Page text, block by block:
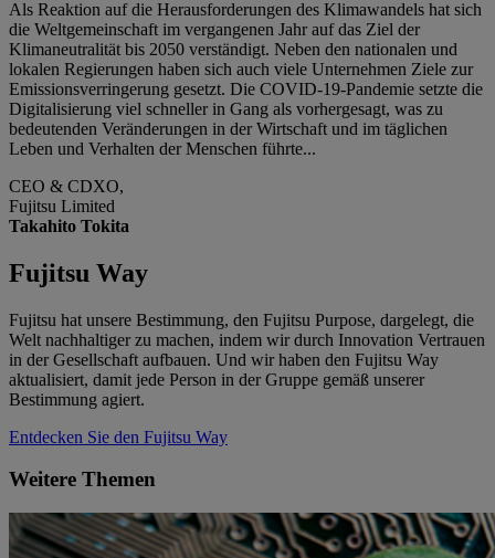
Als Reaktion auf die Herausforderungen des Klimawandels hat sich
die Weltgemeinschaft im vergangenen Jahr auf das Ziel der
Klimaneutralität bis 2050 verständigt. Neben den nationalen und
lokalen Regierungen haben sich auch viele Unternehmen Ziele zur
Emissionsverringerung gesetzt. Die COVID-19-Pandemie setzte die
Digitalisierung viel schneller in Gang als vorhergesagt, was zu
bedeutenden Veränderungen in der Wirtschaft und im täglichen
Leben und Verhalten der Menschen führte...
CEO & CDXO,
Fujitsu Limited
Takahito Tokita
Fujitsu Way
Fujitsu hat unsere Bestimmung, den Fujitsu Purpose, dargelegt, die
Welt nachhaltiger zu machen, indem wir durch Innovation Vertrauen
in der Gesellschaft aufbauen. Und wir haben den Fujitsu Way
aktualisiert, damit jede Person in der Gruppe gemäß unserer
Bestimmung agiert.
Entdecken Sie den Fujitsu Way
Weitere Themen